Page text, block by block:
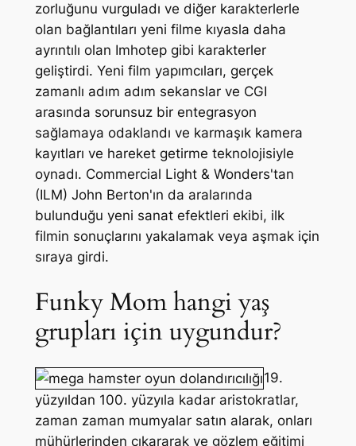
zorluğunu vurguladı ve diğer karakterlerle
olan bağlantıları yeni filme kıyasla daha
ayrıntılı olan Imhotep gibi karakterler
geliştirdi. Yeni film yapımcıları, gerçek
zamanlı adım adım sekanslar ve CGI
arasında sorunsuz bir entegrasyon
sağlamaya odaklandı ve karmaşık kamera
kayıtları ve hareket getirme teknolojisiyle
oynadı. Commercial Light & Wonders'tan
(ILM) John Berton'ın da aralarında
bulunduğu yeni sanat efektleri ekibi, ilk
filmin sonuçlarını yakalamak veya aşmak için
sıraya girdi.
Funky Mom hangi yaş
grupları için uygundur?
19.
yüzyıldan 100. yüzyıla kadar aristokratlar,
zaman zaman mumyalar satın alarak, onları
mühürlerinden çıkararak ve gözlem eğitimi